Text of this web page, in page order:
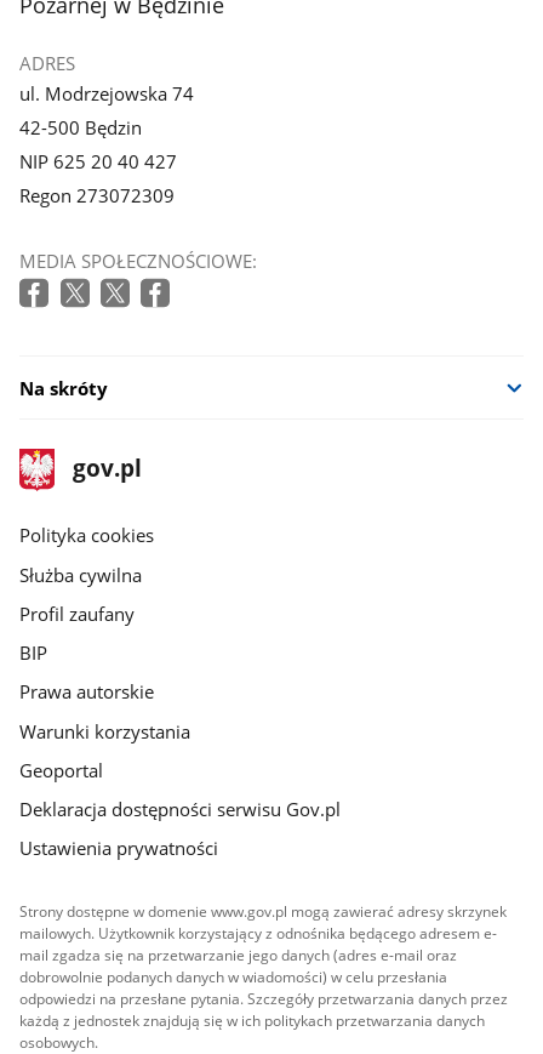
ADRES
ul. Modrzejowska 74
42-500 Będzin
NIP 625 20 40 427
Regon 273072309
MEDIA SPOŁECZNOŚCIOWE:
Na skróty
stopka
gov.pl
Strona
gov.pl
gov.pl
Polityka cookies
Służba cywilna
Profil zaufany
BIP
Prawa autorskie
Warunki korzystania
Geoportal
Deklaracja dostępności serwisu Gov.pl
Ustawienia prywatności
Strony dostępne w domenie www.gov.pl mogą zawierać adresy skrzynek
mailowych. Użytkownik korzystający z odnośnika będącego adresem e-
mail zgadza się na przetwarzanie jego danych (adres e-mail oraz
dobrowolnie podanych danych w wiadomości) w celu przesłania
odpowiedzi na przesłane pytania. Szczegóły przetwarzania danych przez
każdą z jednostek znajdują się w ich politykach przetwarzania danych
osobowych.